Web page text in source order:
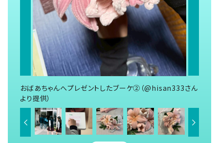
おばあちゃんへプレゼントしたブーケ②（@hisan333さん
より提供）